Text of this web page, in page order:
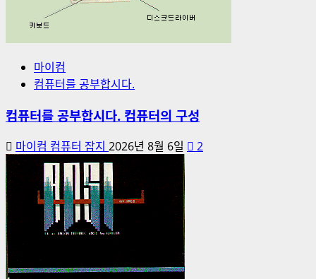
마이컴
컴퓨터를 공부합시다.
컴퓨터를 공부합시다. 컴퓨터의 구성
마이컴 컴퓨터 잡지 2026년 8월 6일 2